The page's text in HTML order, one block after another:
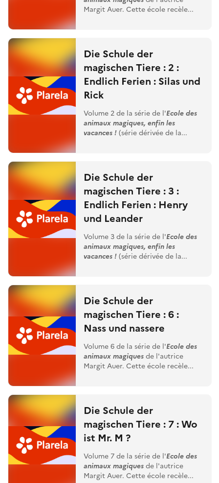
Margit Auer. Cette école recèle...
Die Schule der
magischen Tiere : 2 :
Endlich Ferien : Silas und
Rick
Volume 2 de la série de l'Ecole des
animaux magiques, enfin les
vacances ! (série dérivée de la...
Die Schule der
magischen Tiere : 3 :
Endlich Ferien : Henry
und Leander
Volume 3 de la série de l'Ecole des
animaux magiques, enfin les
vacances ! (série dérivée de la...
Die Schule der
magischen Tiere : 6 :
Nass und nassere
Volume 6 de la série de l'Ecole des
animaux magiques de l'autrice
Margit Auer. Cette école recèle...
Die Schule der
magischen Tiere : 7 : Wo
ist Mr. M ?
Volume 7 de la série de l'Ecole des
animaux magiques de l'autrice
Margit Auer. Cette école recèle...